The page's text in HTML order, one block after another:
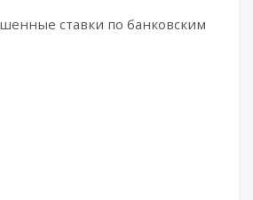
ставки по банковским